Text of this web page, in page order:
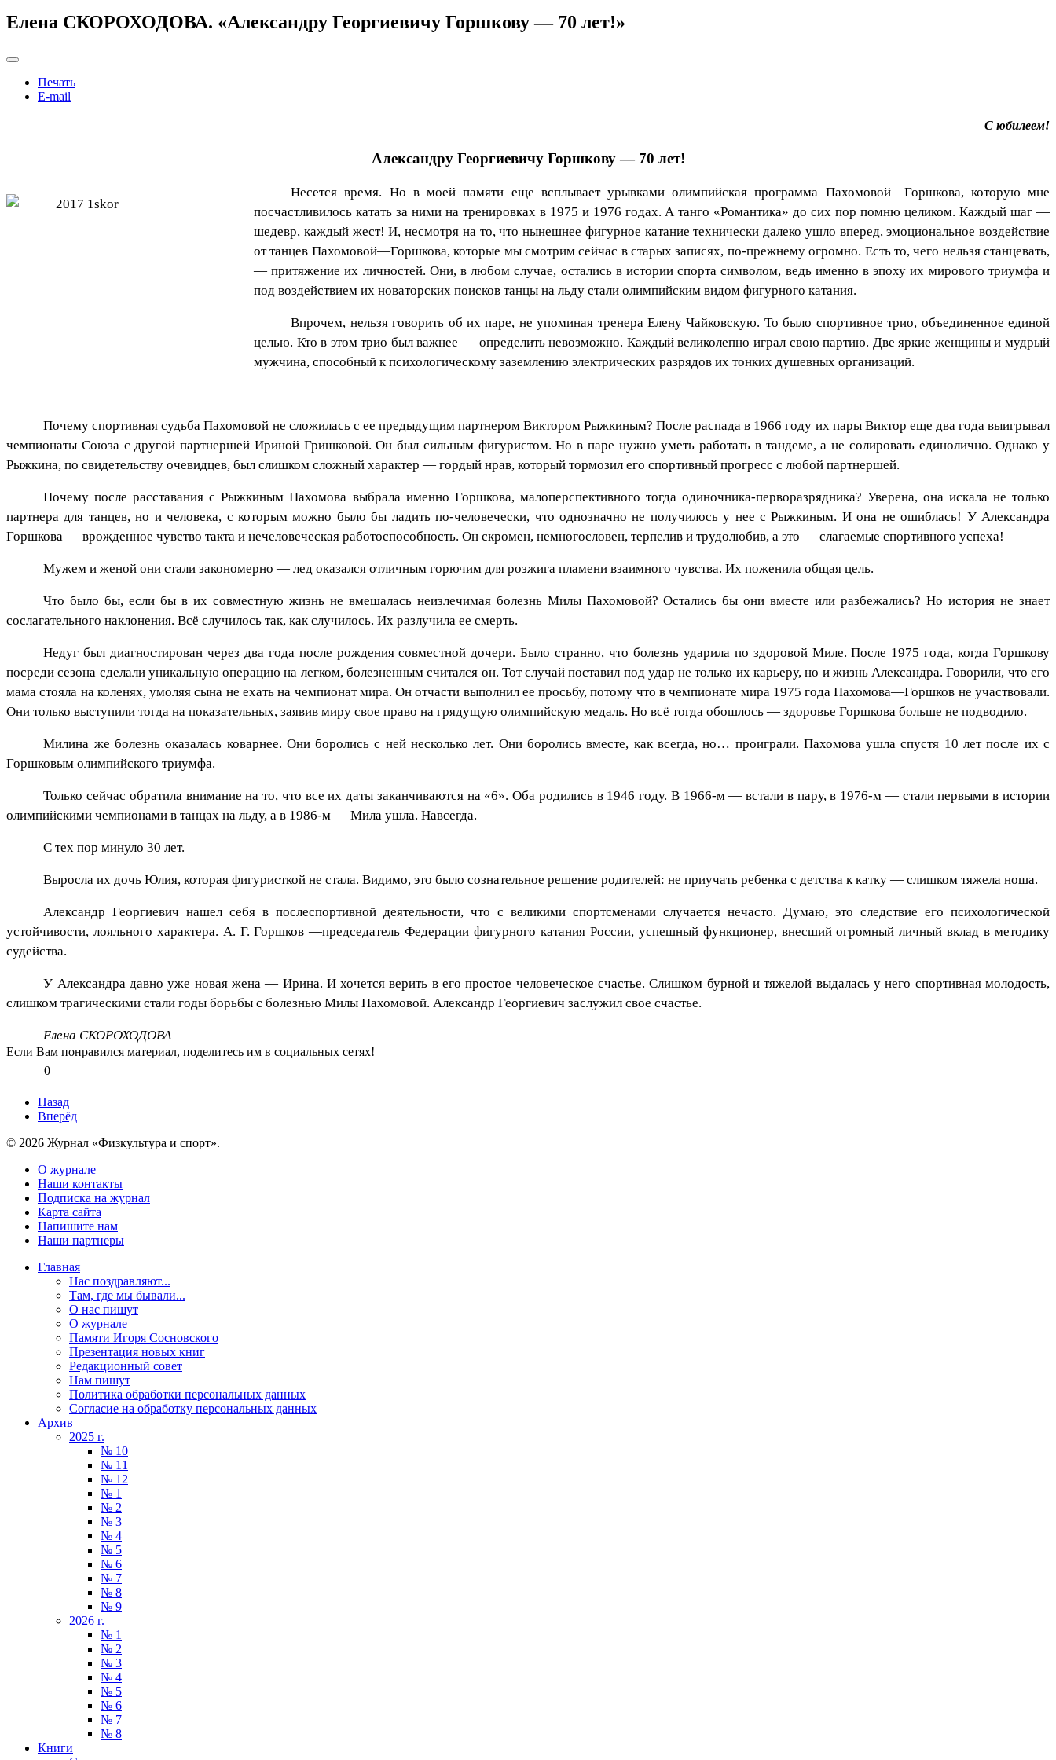
Елена СКОРОХОДОВА. «Александру Георгиевичу Горшкову — 70 лет!»
Печать
E-mail
С юбилеем!
Александру Георгиевичу Горшкову — 70 лет!
Несется время. Но в моей памяти еще всплывает урывками олимпийская программа Пахомовой—Горшкова, которую мне
посчастливилось катать за ними на тренировках в 1975 и 1976 годах. А танго «Романтика» до сих пор помню целиком. Каждый шаг —
шедевр, каждый жест! И, несмотря на то, что нынешнее фигурное катание технически далеко ушло вперед, эмоциональное воздействие
от танцев Пахомовой—Горшкова, которые мы смотрим сейчас в старых записях, по-прежнему огромно. Есть то, чего нельзя станцевать,
— притяжение их личностей. Они, в любом случае, остались в истории спорта символом, ведь именно в эпоху их мирового триумфа и
под воздействием их новаторских поисков танцы на льду стали олимпийским видом фигурного катания.
Впрочем, нельзя говорить об их паре, не упоминая тренера Елену Чайковскую. То было спортивное трио, объединенное единой
целью. Кто в этом трио был важнее — определить невозможно. Каждый великолепно играл свою партию. Две яркие женщины и мудрый
мужчина, способный к психологическому заземлению электрических разрядов их тонких душевных организаций.
Почему спортивная судьба Пахомовой не сложилась с ее предыдущим партнером Виктором Рыжкиным? После распада в 1966 году их пары Виктор еще два года выигрывал
чемпионаты Союза с другой партнершей Ириной Гришковой. Он был сильным фигуристом. Но в паре нужно уметь работать в тандеме, а не солировать единолично. Однако у
Рыжкина, по свидетельству очевидцев, был слишком сложный характер — гордый нрав, который тормозил его спортивный прогресс с любой партнершей.
Почему после расставания с Рыжкиным Пахомова выбрала именно Горшкова, малоперспективного тогда одиночника-перворазрядника? Уверена, она искала не только
партнера для танцев, но и человека, с которым можно было бы ладить по-человечески, что однозначно не получилось у нее с Рыжкиным. И она не ошиблась! У Александра
Горшкова — врожденное чувство такта и нечеловеческая работоспособность. Он скромен, немногословен, терпелив и трудолюбив, а это — слагаемые спортивного успеха!
Мужем и женой они стали закономерно — лед оказался отличным горючим для розжига пламени взаимного чувства. Их поженила общая цель.
Что было бы, если бы в их совместную жизнь не вмешалась неизлечимая болезнь Милы Пахомовой? Остались бы они вместе или разбежались? Но история не знает
сослагательного наклонения. Всё случилось так, как случилось. Их разлучила ее смерть.
Недуг был диагностирован через два года после рождения совместной дочери. Было странно, что болезнь ударила по здоровой Миле. После 1975 года, когда Горшкову
посреди сезона сделали уникальную операцию на легком, болезненным считался он. Тот случай поставил под удар не только их карьеру, но и жизнь Александра. Говорили, что его
мама стояла на коленях, умоляя сына не ехать на чемпионат мира. Он отчасти выполнил ее просьбу, потому что в чемпионате мира 1975 года Пахомова—Горшков не участвовали.
Они только выступили тогда на показательных, заявив миру свое право на грядущую олимпийскую медаль. Но всё тогда обошлось — здоровье Горшкова больше не подводило.
Милина же болезнь оказалась коварнее. Они боролись с ней несколько лет. Они боролись вместе, как всегда, но… проиграли. Пахомова ушла спустя 10 лет после их с
Горшковым олимпийского триумфа.
Только сейчас обратила внимание на то, что все их даты заканчиваются на «6». Оба родились в 1946 году. В 1966-м — встали в пару, в 1976-м — стали первыми в истории
олимпийскими чемпионами в танцах на льду, а в 1986-м — Мила ушла. Навсегда.
С тех пор минуло 30 лет.
Выросла их дочь Юлия, которая фигуристкой не стала. Видимо, это было сознательное решение родителей: не приучать ребенка с детства к катку — слишком тяжела ноша.
Александр Георгиевич нашел себя в послеспортивной деятельности, что с великими спортсменами случается нечасто. Думаю, это следствие его психологической
устойчивости, лояльного характера. А. Г. Горшков —председатель Федерации фигурного катания России, успешный функционер, внесший огромный личный вклад в методику
судейства.
У Александра давно уже новая жена — Ирина. И хочется верить в его простое человеческое счастье. Слишком бурной и тяжелой выдалась у него спортивная молодость,
слишком трагическими стали годы борьбы с болезнью Милы Пахомовой. Александр Георгиевич заслужил свое счастье.
Елена СКОРОХОДОВА
Если Вам понравился материал, поделитесь им в социальных сетях!
0
Назад
Вперёд
© 2026 Журнал «Физкультура и спорт».
О журнале
Наши контакты
Подписка на журнал
Карта сайта
Напишите нам
Наши партнеры
Главная
Нас поздравляют...
Там, где мы бывали...
О нас пишут
О журнале
Памяти Игоря Сосновского
Презентация новых книг
Редакционный совет
Нам пишут
Политика обработки персональных данных
Согласие на обработку персональных данных
Архив
2025 г.
№ 10
№ 11
№ 12
№ 1
№ 2
№ 3
№ 4
№ 5
№ 6
№ 7
№ 8
№ 9
2026 г.
№ 1
№ 2
№ 3
№ 4
№ 5
№ 6
№ 7
№ 8
Книги